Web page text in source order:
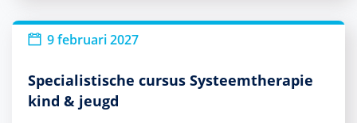
9 februari 2027
Specialistische cursus Systeemtherapie
kind & jeugd